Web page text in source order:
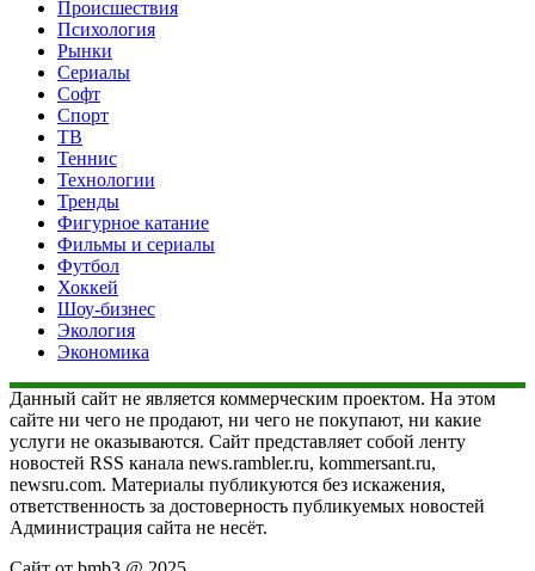
Происшествия
Психология
Рынки
Сериалы
Софт
Спорт
ТВ
Теннис
Технологии
Тренды
Фигурное катание
Фильмы и сериалы
Футбол
Хоккей
Шоу-бизнес
Экология
Экономика
Данный сайт не является коммерческим проектом. На этом
сайте ни чего не продают, ни чего не покупают, ни какие
услуги не оказываются. Сайт представляет собой ленту
новостей RSS канала news.rambler.ru, kommersant.ru,
newsru.com. Материалы публикуются без искажения,
ответственность за достоверность публикуемых новостей
Администрация сайта не несёт.